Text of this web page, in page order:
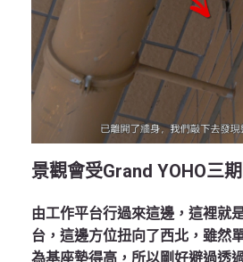
景觀會受Grand YOHO三
由工作平台行過來這邊，這裡就
台，這邊方位扭向了西北，雖然
為基座墊得高，所以剛好避過透